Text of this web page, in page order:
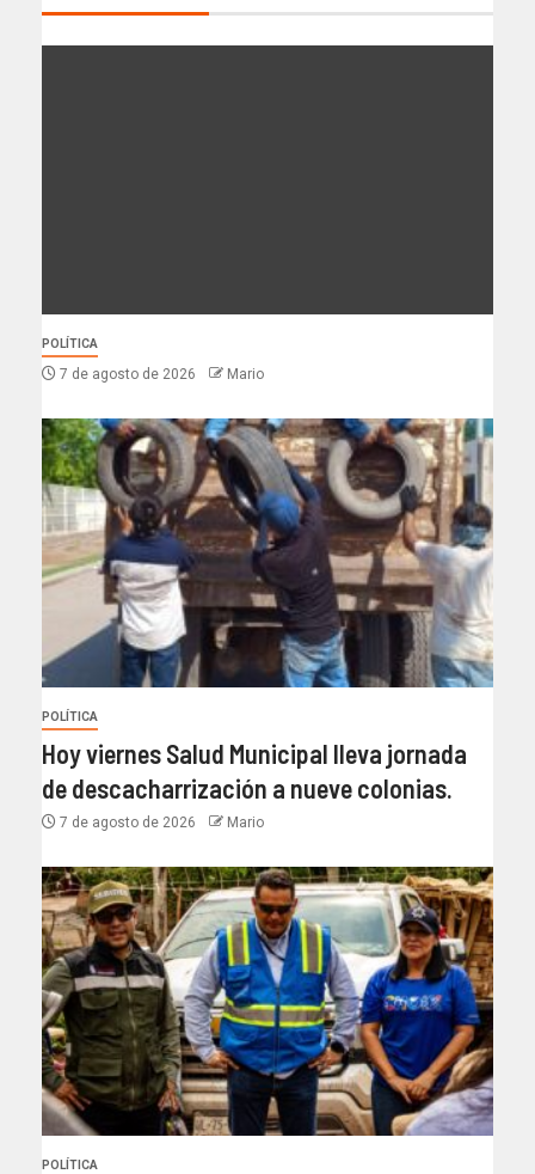
POLÍTICA
7 de agosto de 2026 Mario
POLÍTICA
Hoy viernes Salud Municipal lleva jornada
de descacharrización a nueve colonias.
7 de agosto de 2026 Mario
POLÍTICA